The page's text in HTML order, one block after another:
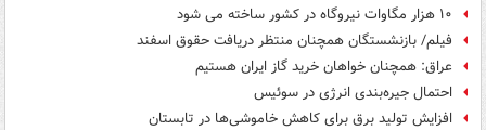
۱۰ هزار مگاوات نیروگاه در کشور ساخته می شود
فیلم/ بازنشستگان همچنان منتظر دریافت حقوق اسفند
عراق: همچنان خواهان خرید گاز ایران هستیم
احتمال جیره‌بندی انرژی در سوئیس
افزایش تولید برق برای کاهش خاموشی‌ها در تابستان